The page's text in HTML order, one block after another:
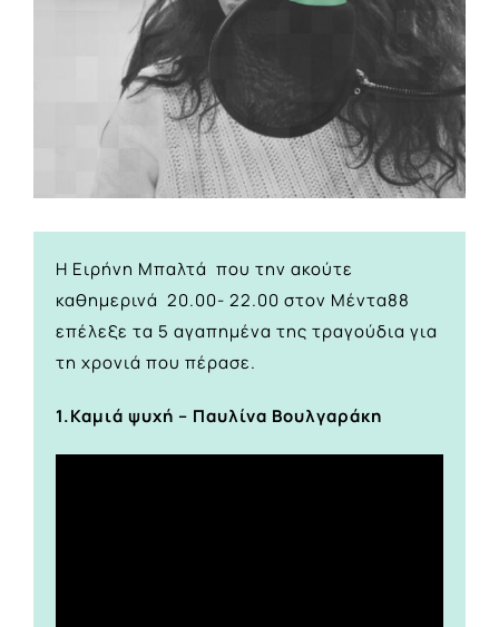
Η Ειρήνη Μπαλτά που την ακούτε
καθημερινά 20.00- 22.00 στον Μέντα88
επέλεξε τα 5 αγαπημένα της τραγούδια για
τη χρονιά που πέρασε.
1.Καμιά ψυχή – Παυλίνα Βουλγαράκη